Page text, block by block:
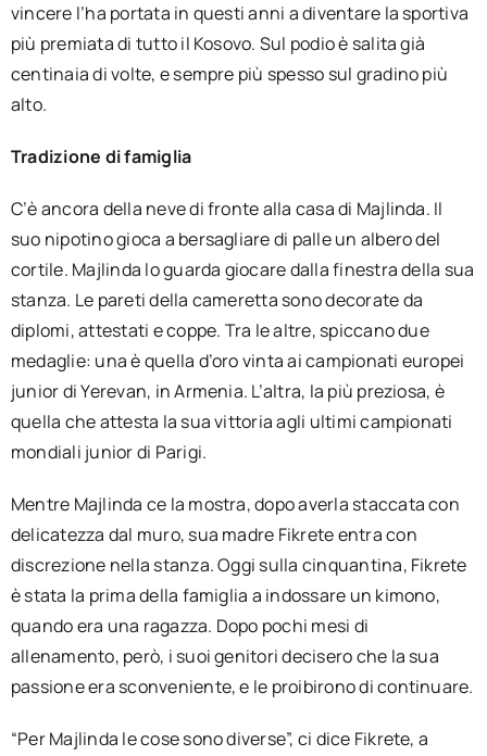
vincere l’ha portata in questi anni a diventare la sportiva
più premiata di tutto il Kosovo. Sul podio è salita già
centinaia di volte, e sempre più spesso sul gradino più
alto.
Tradizione di famiglia
C’è ancora della neve di fronte alla casa di Majlinda. Il
suo nipotino gioca a bersagliare di palle un albero del
cortile. Majlinda lo guarda giocare dalla finestra della sua
stanza. Le pareti della cameretta sono decorate da
diplomi, attestati e coppe. Tra le altre, spiccano due
medaglie: una è quella d’oro vinta ai campionati europei
junior di Yerevan, in Armenia. L’altra, la più preziosa, è
quella che attesta la sua vittoria agli ultimi campionati
mondiali junior di Parigi.
Mentre Majlinda ce la mostra, dopo averla staccata con
delicatezza dal muro, sua madre Fikrete entra con
discrezione nella stanza. Oggi sulla cinquantina, Fikrete
è stata la prima della famiglia a indossare un kimono,
quando era una ragazza. Dopo pochi mesi di
allenamento, però, i suoi genitori decisero che la sua
passione era sconveniente, e le proibirono di continuare.
“Per Majlinda le cose sono diverse”, ci dice Fikrete, a